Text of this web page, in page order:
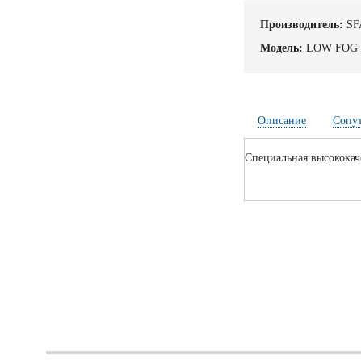
Производитель:
Модель: LOW FOG
Описание
Специальная